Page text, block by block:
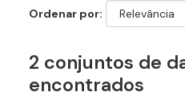
Ordenar por
2 conjuntos de
encontrados